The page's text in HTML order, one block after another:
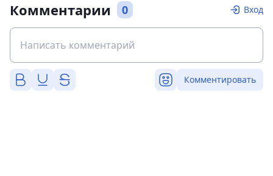
Комментарии 0 Вход
Комментировать